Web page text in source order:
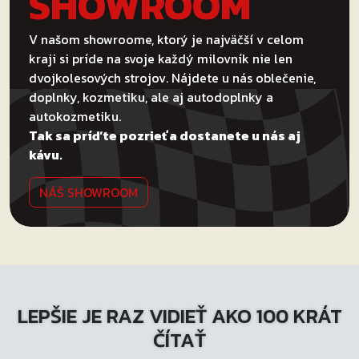
V našom showroome, ktorý je najväčší v celom
kraji si príde na svoje každý milovník nie len
dvojkolesových strojov. Nájdete u nás oblečenie,
doplnky, kozmetiku, ale aj autodoplnky a
autokozmetiku.
Tak sa príďte pozrieť a dostanete u nás aj
kávu.
NÁŠ SHOWROOM
LEPŠIE JE RAZ VIDIEŤ AKO 100 KRÁT
ČÍTAŤ